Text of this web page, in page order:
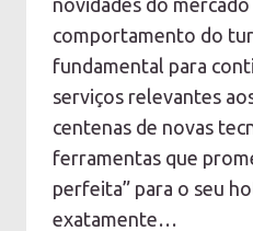
comportamento do
fundamental para
serviços relevantes
centenas de novas
ferramentas que
perfeita” para o seu
exatamente…